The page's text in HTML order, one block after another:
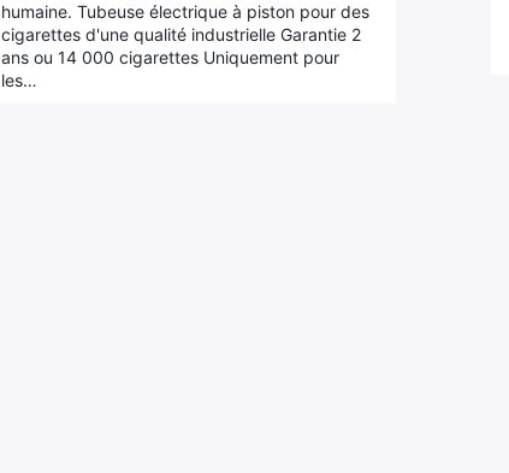
humaine. Tubeuse électrique à piston pour des
cigarettes d'une qualité industrielle Garantie 2
ans ou 14 000 cigarettes Uniquement pour
les…